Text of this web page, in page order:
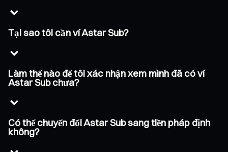
Tại sao tôi cần ví Astar Sub?
Làm thế nào để tôi xác nhận xem mình đã có ví
Astar Sub chưa?
Có thể chuyển đổi Astar Sub sang tiền pháp định
không?